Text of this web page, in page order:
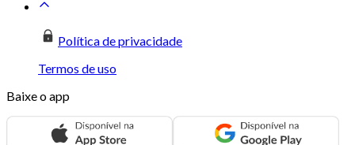
Política de privacidade
Termos de uso
Baixe o app